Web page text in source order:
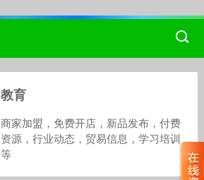
教育
商家加盟，免费开店，新品发布，付费
资源，行业动态，贸易信息，学习培训
等